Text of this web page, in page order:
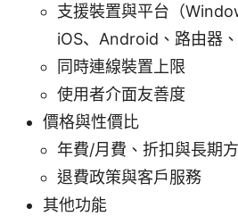
支援裝置與平台（
iOS、Android、路由器、
同時連線裝置上限
使用者介面友善度
價格與性價比
年費/月費、折扣與長期
退費政策與客戶服務
其他功能